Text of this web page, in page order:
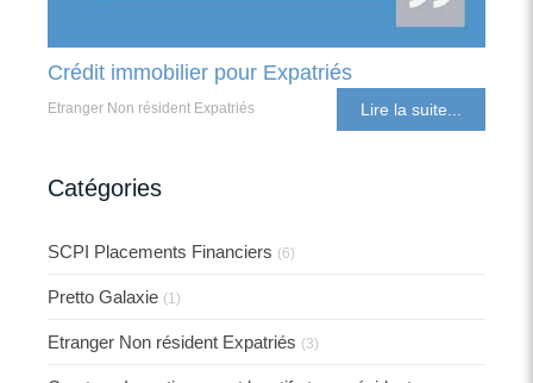
Crédit immobilier pour Expatriés
Etranger Non résident Expatriés Lire la suite...
Catégories
SCPI Placements Financiers (6)
Pretto Galaxie (1)
Etranger Non résident Expatriés (3)